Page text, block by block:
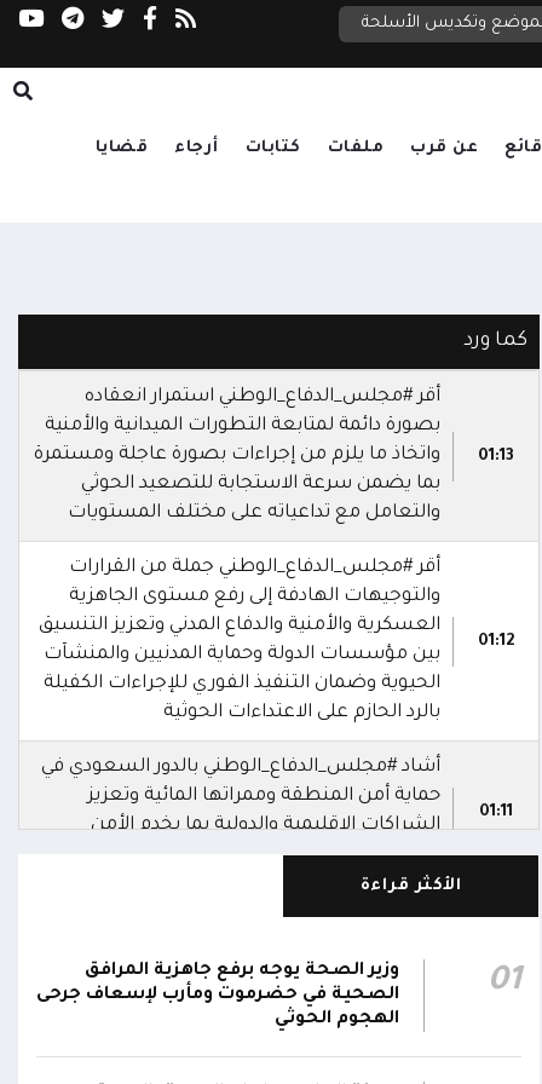
والملاحة الدولية مجلس الأمن: لا رحلات إلى مطارات اليمن دون
عن قرب ملفات كتابات أرجاء قضايا
كما ورد
01:13
أقر #مجلس_الدفاع_الوطني استمرار انعقاده
بصورة دائمة لمتابعة التطورات الميدانية والأمنية
واتخاذ ما يلزم من إجراءات بصورة عاجلة ومستمرة
بما يضمن سرعة الاستجابة للتصعيد الحوثي
والتعامل مع تداعياته على مختلف المستويات
01:12
أقر #مجلس_الدفاع_الوطني جملة من القرارات
والتوجيهات الهادفة إلى رفع مستوى الجاهزية
العسكرية والأمنية والدفاع المدني وتعزيز التنسيق
بين مؤسسات الدولة وحماية المدنيين والمنشآت
الحيوية وضمان التنفيذ الفوري للإجراءات الكفيلة
بالرد الحازم على الاعتداءات الحوثية
01:11
أشاد #مجلس_الدفاع_الوطني بالدور السعودي في
حماية أمن المنطقة وممراتها المائية وتعزيز
الشراكات الإقليمية والدولية بما يخدم الأمن
والاستقرار في المنطقة
01:10
وباكستان، مؤكدا انها خطوة استراتيجية لتعزيز
الأمن الجماعي والاستقرار الإقليمي والتعاون
الدفاعي
دعا #مجلس_الدفاع_الوطني القوى السياسية
الأكثر قراءة
01
وزير الصحة يوجه برفع جاهزية المرافق
الصحية في حضرموت ومأرب لإسعاف جرحى
الهجوم الحوثي